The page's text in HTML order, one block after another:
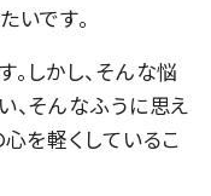
です。
しかし、そんな悩
そんなふうに思え
を軽くしているこ